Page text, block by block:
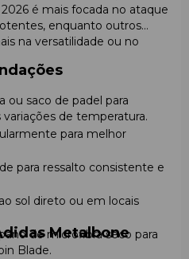
é mais focada no ataque
enquanto outros
na versatilidade ou no
ou saco de padel para
variações de temperatura.
para melhor
para ressalto consistente e
sol direto ou em locais
de microfibra seco para
Blade.
Metalbone